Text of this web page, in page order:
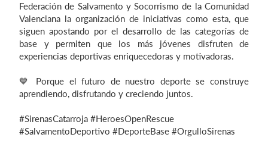
Federación de Salvamento y Socorrismo de la Comunidad
Valenciana la organización de iniciativas como esta, que
siguen apostando por el desarrollo de las categorías de
base y permiten que los más jóvenes disfruten de
experiencias deportivas enriquecedoras y motivadoras.
💙 Porque el futuro de nuestro deporte se construye
aprendiendo, disfrutando y creciendo juntos.
#SirenasCatarroja #HeroesOpenRescue
#SalvamentoDeportivo #DeporteBase #OrgulloSirenas